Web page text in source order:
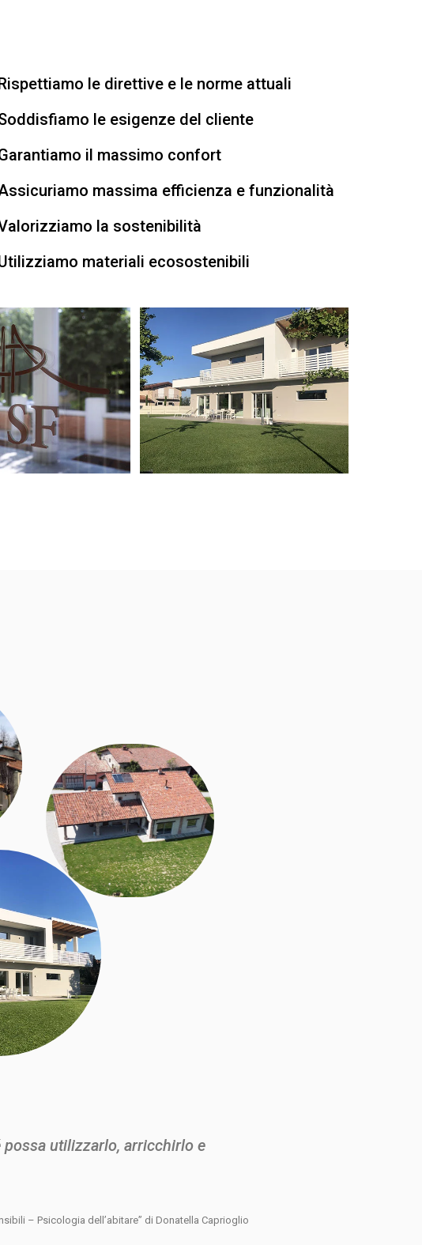
le direttive e le norme attuali
le esigenze del cliente
il massimo confort
massima efficienza e funzionalità
la sostenibilità
materiali ecosostenibili
possa utilizzarlo, arricchirlo e
– Psicologia dell’abitare” di Donatella Caprioglio